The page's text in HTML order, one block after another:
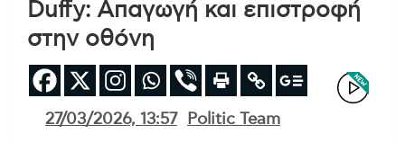
Duffy: Απαγωγή και επιστροφή
στην οθόνη
27/03/2026, 13:57 Politic Team